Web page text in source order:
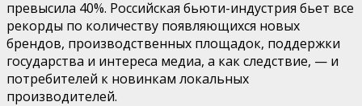
превысила 40%. Российская бьюти-индустрия бьет все
рекорды по количеству появляющихся новых
брендов, производственных площадок, поддержки
государства и интереса медиа, а как следствие, — и
потребителей к новинкам локальных
производителей.